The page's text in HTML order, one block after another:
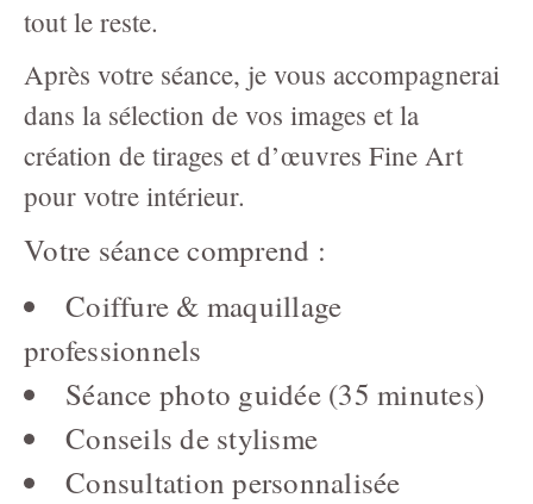
tout le reste.
Après votre séance, je vous accompagnerai
dans la sélection de vos images et la
création de tirages et d’œuvres Fine Art
pour votre intérieur.
Votre séance comprend :
Coiffure & maquillage
professionnels
Séance photo guidée (35 minutes)
Conseils de stylisme
Consultation personnalisée